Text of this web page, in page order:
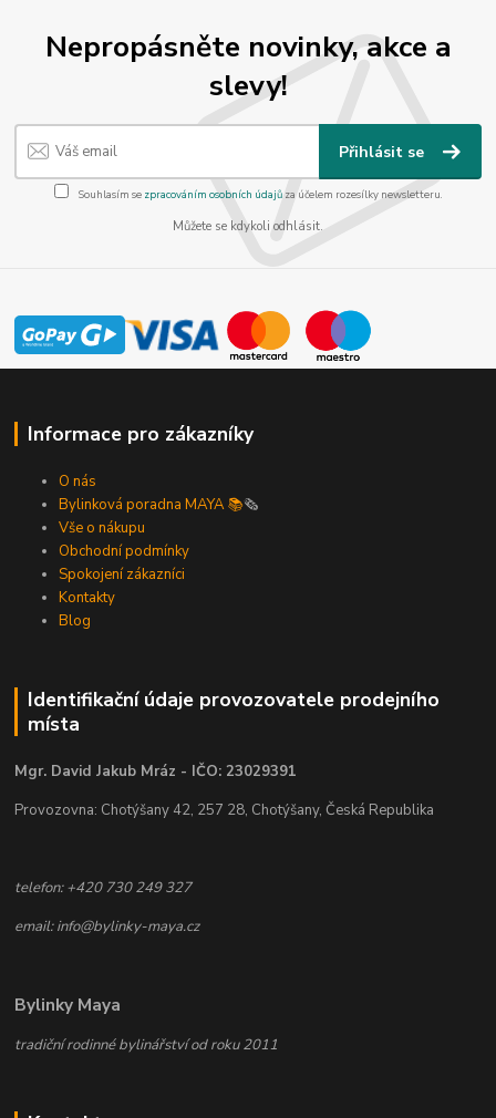
Nepropásněte novinky, akce a
slevy!
Přihlásit se
Souhlasím se zpracováním osobních údajůza účelem rozesílky newsletteru.
Můžete se kdykoli odhlásit.
Informace pro zákazníky
O nás
Bylinková poradna MAYA 📚🗞️
Vše o nákupu
Obchodní podmínky
Spokojení zákazníci
Kontakty
Blog
Identifikační údaje provozovatele prodejního
místa
Mgr. David Jakub Mráz - IČO: 23029391
Provozovna: Chotýšany 42, 257 28, Chotýšany, Česká Republika
telefon: +420 730 249 327
email: info@bylinky-maya.cz
Bylinky Maya
tradiční rodinné bylinářství od roku 2011